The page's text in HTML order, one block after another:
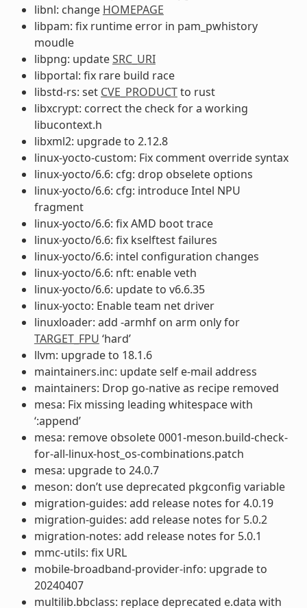
libnl: change HOMEPAGE
libpam: fix runtime error in pam_pwhistory
moudle
libpng: updateSRC_URI
libportal: fix rare build race
libstd-rs: set CVE_PRODUCTto rust
libxcrypt: correct the check for a working
libucontext.h
libxml2: upgrade to 2.12.8
linux-yocto-custom: Fix comment override syntax
linux-yocto/6.6: cfg: drop obselete options
linux-yocto/6.6: cfg: introduce Intel NPU
fragment
linux-yocto/6.6: fix AMD boot trace
linux-yocto/6.6: fix kselftest failures
linux-yocto/6.6: intel configuration changes
linux-yocto/6.6: nft: enable veth
linux-yocto/6.6: update to v6.6.35
linux-yocto: Enable team net driver
linuxloader: add -armhf on arm only for
TARGET_FPU ‘hard’
llvm: upgrade to 18.1.6
maintainers.inc: update self e-mail address
maintainers: Drop go-native as recipe removed
mesa: Fix missing leading whitespace with
‘:append’
mesa: remove obsolete 0001-meson.build-check-
for-all-linux-host_os-combinations.patch
mesa: upgrade to 24.0.7
meson: don’t use deprecated pkgconfig variable
migration-guides: add release notes for 4.0.19
migration-guides: add release notes for 5.0.2
migration-notes: add release notes for 5.0.1
mmc-utils: fix URL
mobile-broadband-provider-info: upgrade to
20240407
multilib.bbclass: replace deprecated e.data with